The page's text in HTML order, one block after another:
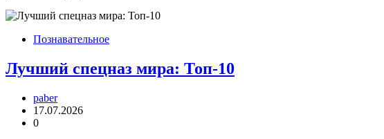
Познавательное
Лучший спецназ мира: Топ-10
paber
17.07.2026
0